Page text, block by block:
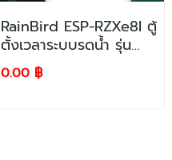
RainBird ESP-RZXe8I ตู้
ตั้งเวลาระบบรดน้ำ รุ่น
ESP-RZXe8I ขนาด 8
สถานี Indoor (230V)
0.00 ฿